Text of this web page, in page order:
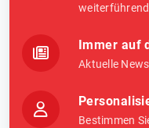
Immer auf
Aktuelle
Bestimmen